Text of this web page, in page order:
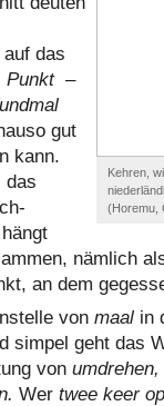
Kehren,
(Horemu,
das
Punkt –
gut
kann.
das
nämlich
an dem
von maal in
simpel geht das
von
Wer twee keer